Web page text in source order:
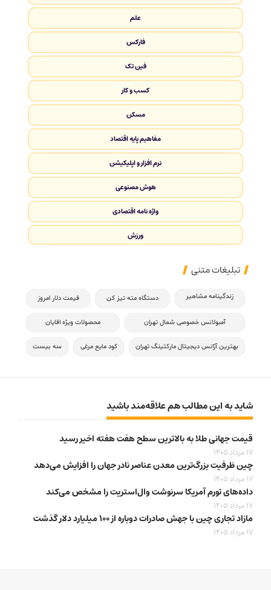
علم
فارکس
فین تک
کسب و کار
مسکن
مفاهیم پایه اقتصاد
نرم افزار و اپلیکیشن
هوش مصنوعی
واژه نامه اقتصادی
ورزش
تبلیغات متنی
زندگینامه مشاهیر دستگاه مته تیز کن قیمت دلار امروز
آمبولانس خصوصی شمال تهران محصولات ویژه اقایان
بهترین آژانس دیجیتال مارکتینگ تهران کود مایع مرغی سه بیست
شاید به این مطالب هم علاقه‌مند باشید
قیمت جهانی طلا به بالاترین سطح هفت هفته اخیر رسید
17 مرداد 1405
چین ظرفیت بزرگ‌ترین معدن عناصر نادر جهان را افزایش می‌دهد
17 مرداد 1405
داده‌های تورم آمریکا سرنوشت وال‌استریت را مشخص می‌کند
17 مرداد 1405
مازاد تجاری چین با جهش صادرات دوباره از ۱۰۰ میلیارد دلار گذشت
17 مرداد 1405